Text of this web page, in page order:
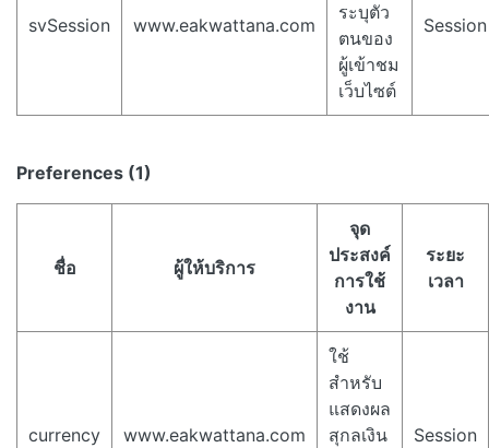
svSession www.eakwattana.com
ระบุตัว
ตนของ
ผู้เข้าชม
เว็บไซต์
Session
Preferences (1)
ชื่อ ผู้ให้บริการ
จุด
ประสงค์
การใช้
งาน
ระยะ
เวลา
currency www.eakwattana.com
ใช้
สำหรับ
แสดงผล
สุกลเงิน
Session